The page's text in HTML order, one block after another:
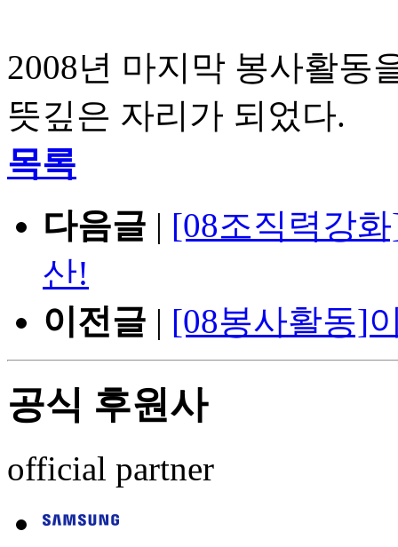
2008년 마지막 봉사활동
뜻깊은 자리가 되었다.
목록
다음글 | [08조직력강
산!
이전글 | [08봉사활동]
공식 후원사
official partner